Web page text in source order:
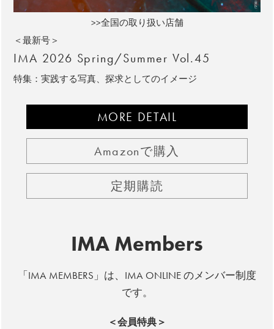
>>全国の取り扱い店舗
＜最新号＞
IMA 2026 Spring/Summer Vol.45
特集：実践する写真、探求としてのイメージ
MORE DETAIL
Amazonで購入
定期購読
IMA Members
「IMA MEMBERS」は、IMA ONLINE のメンバー制度
です。
＜会員特典＞